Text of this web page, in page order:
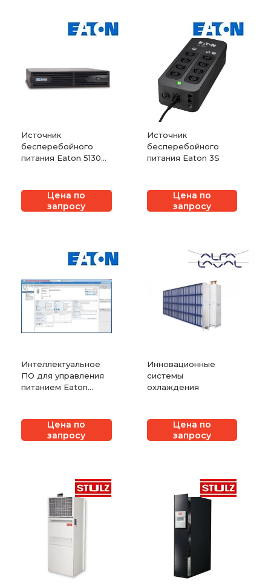
Источник
бесперебойного
питания Eaton 5130
Цена по
запросу
Источник
бесперебойного
питания Eaton 3S
Цена по
запросу
Интеллектуальное
ПО для управления
питанием Eaton
Цена по
запросу
Инновационные
системы
охлаждения
Цена по
запросу